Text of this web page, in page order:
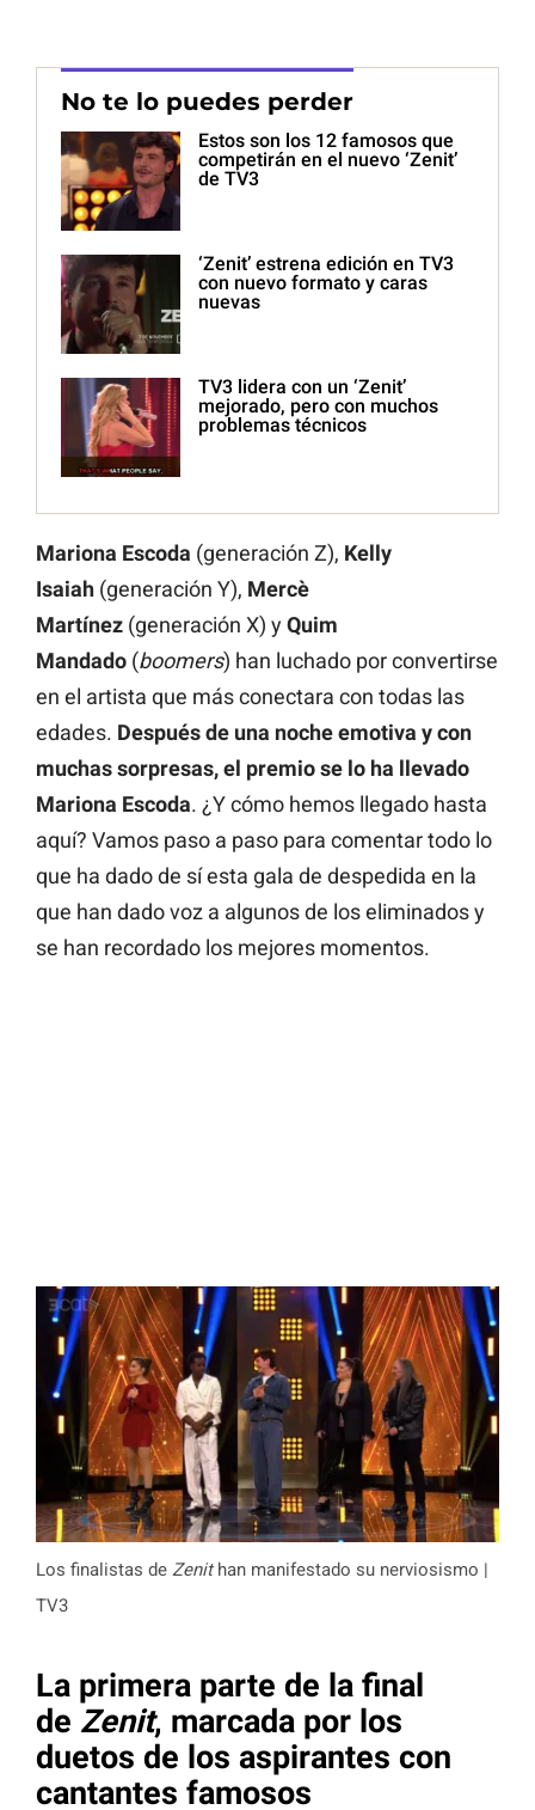
No te lo puedes perder
Estos son los 12 famosos que
competirán en el nuevo ‘Zenit’
de TV3
‘Zenit’ estrena edición en TV3
con nuevo formato y caras
nuevas
TV3 lidera con un ‘Zenit’
mejorado, pero con muchos
problemas técnicos
Mariona Escoda (generación Z), Kelly
Isaiah (generación Y), Mercè
Martínez (generación X) y Quim
Mandado (boomers) han luchado por convertirse
en el artista que más conectara con todas las
edades. Después de una noche emotiva y con
muchas sorpresas, el premio se lo ha llevado
Mariona Escoda. ¿Y cómo hemos llegado hasta
aquí? Vamos paso a paso para comentar todo lo
que ha dado de sí esta gala de despedida en la
que han dado voz a algunos de los eliminados y
se han recordado los mejores momentos.
Los finalistas de Zenithan manifestado su nerviosismo |
TV3
La primera parte de la final
de Zenit, marcada por los
duetos de los aspirantes con
cantantes famosos